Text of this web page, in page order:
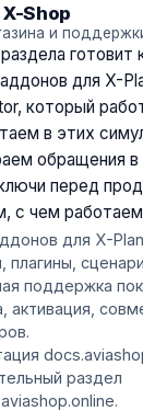
Shop
и
готовит
для X-
который
в этих
обращения
перед
с чем
для X-
плагины,
поддержка
активация,
раздел